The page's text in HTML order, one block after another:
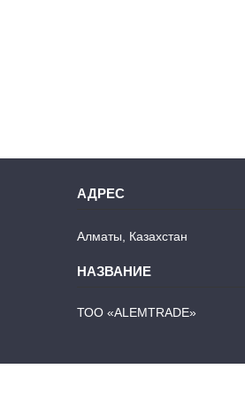
Алматы, Казахстан
ТОО «ALEMTRADE»